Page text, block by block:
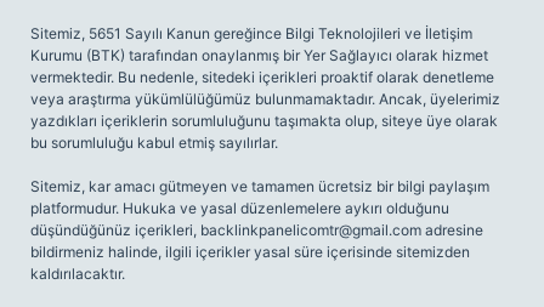
Sitemiz, 5651 Sayılı Kanun gereğince Bilgi Teknolojileri ve İletişim
Kurumu (BTK) tarafından onaylanmış bir Yer Sağlayıcı olarak hizmet
vermektedir. Bu nedenle, sitedeki içerikleri proaktif olarak denetleme
veya araştırma yükümlülüğümüz bulunmamaktadır. Ancak, üyelerimiz
yazdıkları içeriklerin sorumluluğunu taşımakta olup, siteye üye olarak
bu sorumluluğu kabul etmiş sayılırlar.
Sitemiz, kar amacı gütmeyen ve tamamen ücretsiz bir bilgi paylaşım
platformudur. Hukuka ve yasal düzenlemelere aykırı olduğunu
düşündüğünüz içerikleri, backlinkpanelicomtr@gmail.com adresine
bildirmeniz halinde, ilgili içerikler yasal süre içerisinde sitemizden
kaldırılacaktır.